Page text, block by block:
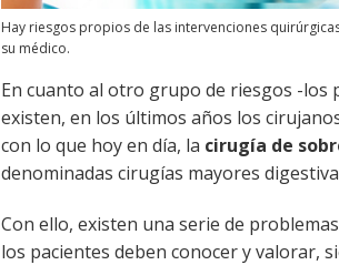
Hay riesgos propios de las intervenciones
su médico.
En cuanto al otro grupo de riesgos -los
existen, en los últimos años los
con lo que hoy en día, la cirugía de
denominadas cirugías mayores
Con ello, existen una serie de
los pacientes deben conocer y valorar,